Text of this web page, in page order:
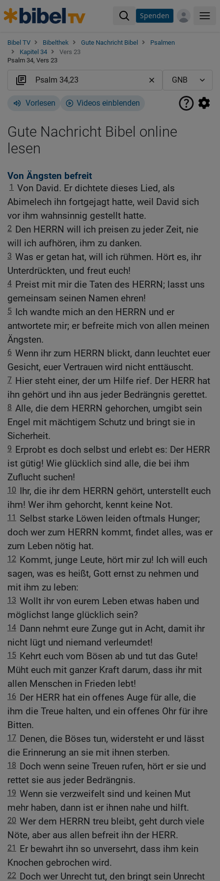
Spenden
Bibel TV Bibelthek Gute Nachricht Bibel
Psalmen
Kapitel 34
Vers 23
Psalm 34, Vers 23
Vorlesen Videos einblenden
Gute Nachricht Bibel online
lesen
Von Ängsten befreit
1 Von David. Er dichtete dieses Lied, als
Abimelech ihn fortgejagt hatte, weil David sich
vor ihm wahnsinnig gestellt hatte.
2 Den HERRN will ich preisen zu jeder Zeit, nie
will ich aufhören, ihm zu danken.
3 Was er getan hat, will ich rühmen. Hört es, ihr
Unterdrückten, und freut euch!
4 Preist mit mir die Taten des HERRN; lasst uns
gemeinsam seinen Namen ehren!
5 Ich wandte mich an den HERRN und er
antwortete mir; er befreite mich von allen meinen
Ängsten.
6 Wenn ihr zum HERRN blickt, dann leuchtet euer
Gesicht, euer Vertrauen wird nicht enttäuscht.
7 Hier steht einer, der um Hilfe rief. Der HERR hat
ihn gehört und ihn aus jeder Bedrängnis gerettet.
8 Alle, die dem HERRN gehorchen, umgibt sein
Engel mit mächtigem Schutz und bringt sie in
Sicherheit.
9 Erprobt es doch selbst und erlebt es: Der HERR
ist gütig! Wie glücklich sind alle, die bei ihm
Zuflucht suchen!
10 Ihr, die ihr dem HERRN gehört, unterstellt euch
ihm! Wer ihm gehorcht, kennt keine Not.
11
Selbst starke Löwen leiden oftmals Hunger;
doch wer zum HERRN kommt, findet alles, was er
zum Leben nötig hat.
12 Kommt, junge Leute, hört mir zu! Ich will euch
sagen, was es heißt, Gott ernst zu nehmen und
mit ihm zu leben:
13 Wollt ihr von eurem Leben etwas haben und
möglichst lange glücklich sein?
14 Dann nehmt eure Zunge gut in Acht, damit ihr
nicht lügt und niemand verleumdet!
15 Kehrt euch vom Bösen ab und tut das Gute!
Müht euch mit ganzer Kraft darum, dass ihr mit
allen Menschen in Frieden lebt!
16 Der HERR hat ein offenes Auge für alle, die
ihm die Treue halten, und ein offenes Ohr für ihre
Bitten.
17 Denen, die Böses tun, widersteht er und lässt
die Erinnerung an sie mit ihnen sterben.
18 Doch wenn seine Treuen rufen, hört er sie und
rettet sie aus jeder Bedrängnis.
19 Wenn sie verzweifelt sind und keinen Mut
mehr haben, dann ist er ihnen nahe und hilft.
20 Wer dem HERRN treu bleibt, geht durch viele
Nöte, aber aus allen befreit ihn der HERR.
21
Er bewahrt ihn so unversehrt, dass ihm kein
Knochen gebrochen wird.
22 Doch wer Unrecht tut, den bringt sein Unrecht